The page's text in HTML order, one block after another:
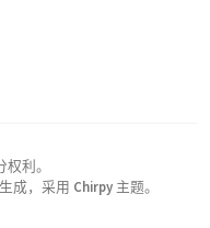
利。
生成，采用 Chirpy 主题。